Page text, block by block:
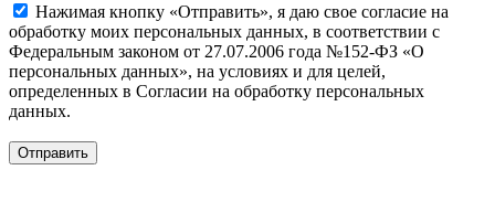
Нажимая кнопку «Отправить», я даю свое согласие на
обработку моих персональных данных, в соответствии с
Федеральным законом от 27.07.2006 года №152-ФЗ «О
персональных данных», на условиях и для целей,
определенных в Согласии на обработку персональных
данных.